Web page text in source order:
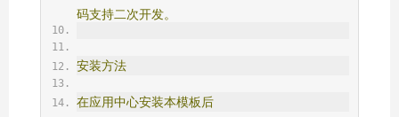
码支持二次开发。
安装方法
在应用中心安装本模板后